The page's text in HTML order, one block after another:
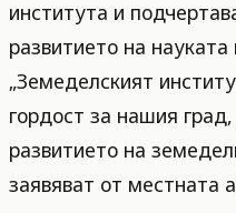
института и
развитието на науката
„Земеделският
гордост за нашия
развитието на
заявяват от местната